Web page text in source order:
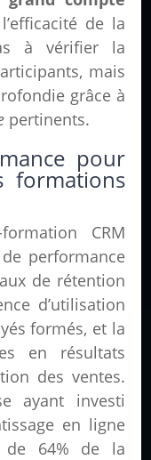
de la
à vérifier la
mais
grâce à
pertinents.
pour
formations
CRM
performance
de rétention
d’utilisation
formés, et la
en résultats
des ventes.
ayant investi
en ligne
de 64% de la